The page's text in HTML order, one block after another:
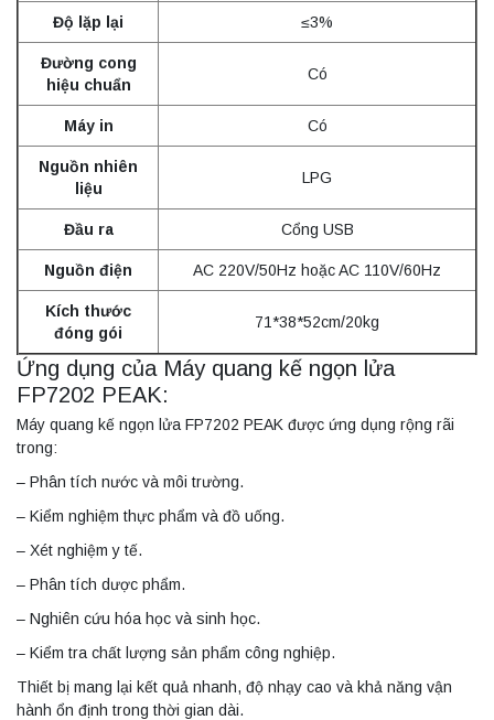
Độ lặp lại ≤3%
Đường cong
hiệu chuẩn
Có
Máy in Có
Nguồn nhiên
liệu
LPG
Đầu ra Cổng USB
Nguồn điện AC 220V/50Hz hoặc AC 110V/60Hz
Kích thước
đóng gói
71*38*52cm/20kg
Ứng dụng của Máy quang kế ngọn lửa
FP7202 PEAK:
Máy quang kế ngọn lửa FP7202 PEAK được ứng dụng rộng rãi
trong:
– Phân tích nước và môi trường.
– Kiểm nghiệm thực phẩm và đồ uống.
– Xét nghiệm y tế.
– Phân tích dược phẩm.
– Nghiên cứu hóa học và sinh học.
– Kiểm tra chất lượng sản phẩm công nghiệp.
Thiết bị mang lại kết quả nhanh, độ nhạy cao và khả năng vận
hành ổn định trong thời gian dài.